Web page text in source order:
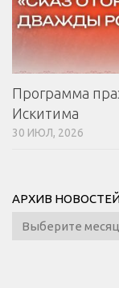
Программа
Искитима
30 ИЮЛ, 2026
АРХИВ
Архив
новостей